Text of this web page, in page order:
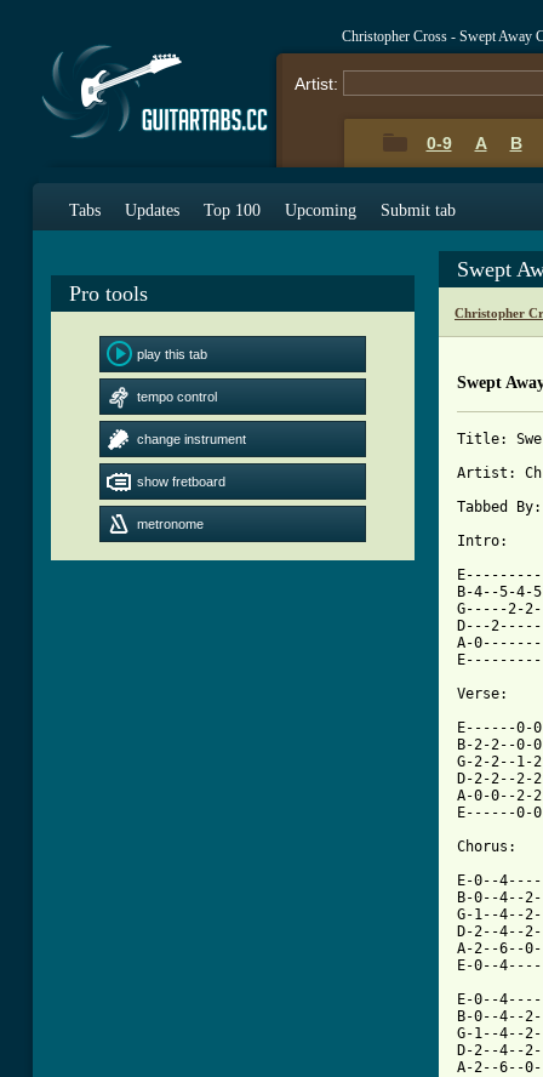
Christopher Cross - Swept Away
Artist:
0-9 A B
Tabs Updates Top 100 Upcoming Submit tab
Pro tools
play this tab
tempo control
change instrument
show fretboard
metronome
Swept
Christopher
Swept
Title:
Artist:
Tabbed By:
Intro:
B-4--5-
G-----2-
D---
A-
Verse:
E------0-
B-2-2--0-
G-2-2--1-
D-2-2--2-
A-0-0--2-
E------0-
Chorus:
E-0--
B-0--4--
G-1--4--
D-2--4--
A-2--6--
E-0--
E-0--
B-0--4--
G-1--4--
D-2--4--
A-2--6--